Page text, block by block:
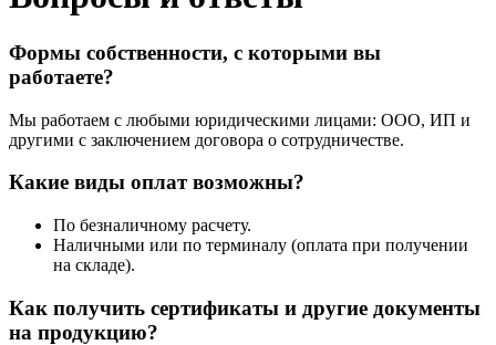
Формы собственности, с которыми вы
работаете?
Мы работаем с любыми юридическими лицами: ООО, ИП и
другими c заключением договора о сотрудничестве.
Какие виды оплат возможны?
По безналичному расчету.
Наличными или по терминалу (оплата при получении
на складе).
Как получить сертификаты и другие документы
на продукцию?